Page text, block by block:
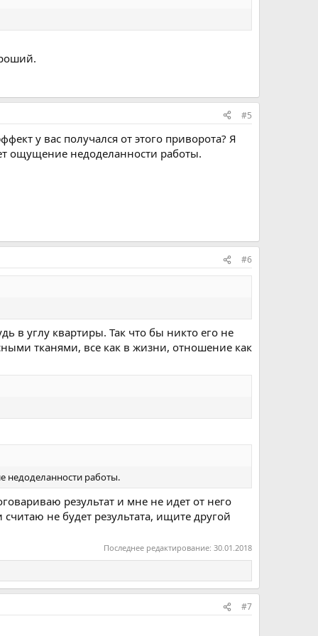
#5
у вас получался от этого приворота? Я
ощущение недоделанности работы.
#6
в углу квартиры. Так что бы никто его не
тканями, все как в жизни, отношение как
недоделанности работы.
результат и мне не идет от него
не будет результата, ищите другой
Последнее редактирование: 30.01.2018
#7